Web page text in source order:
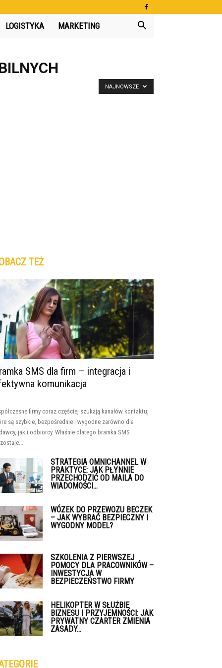
LOGISTYKA MARKETING
NAJNOWSZE
TEŻ
SMS dla firm – integracja i
komunikacja
firmy coraz częściej szukają kanałów kontaktu,
są szybkie, bezpośrednie i wygodne zarówno dla
jak i odbiorcy. Właśnie dlatego bramka SMS
STRATEGIA OMNICHANNEL W
PRAKTYCE: JAK PŁYNNIE
PRZECHODZIĆ OD MAILA DO
WIADOMOŚCI...
WÓZEK DO PRZEWOZU BECZEK
– JAK WYBRAĆ BEZPIECZNY I
WYGODNY MODEL?
SZKOLENIA Z PIERWSZEJ
POMOCY DLA PRACOWNIKÓW –
INWESTYCJA W
BEZPIECZEŃSTWO FIRMY
HELIKOPTER W SŁUŻBIE
BIZNESU I PRZYJEMNOŚCI: JAK
PRYWATNY CZARTER ZMIENIA
ZASADY...